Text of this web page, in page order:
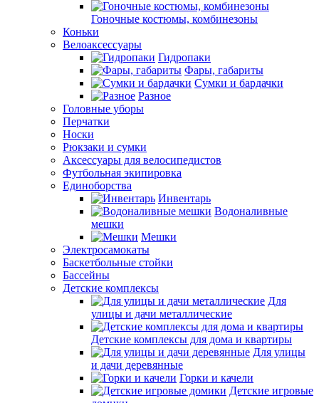
Гоночные костюмы, комбинезоны
Коньки
Велоаксессуары
Гидропаки
Фары, габариты
Сумки и бардачки
Разное
Головные уборы
Перчатки
Носки
Рюкзаки и сумки
Аксессуары для велосипедистов
Футбольная экипировка
Единоборства
Инвентарь
Водоналивные
мешки
Мешки
Электросамокаты
Баскетбольные стойки
Бассейны
Детские комплексы
Для
улицы и дачи металлические
Детские комплексы для дома и квартиры
Для улицы
и дачи деревянные
Горки и качели
Детские игровые